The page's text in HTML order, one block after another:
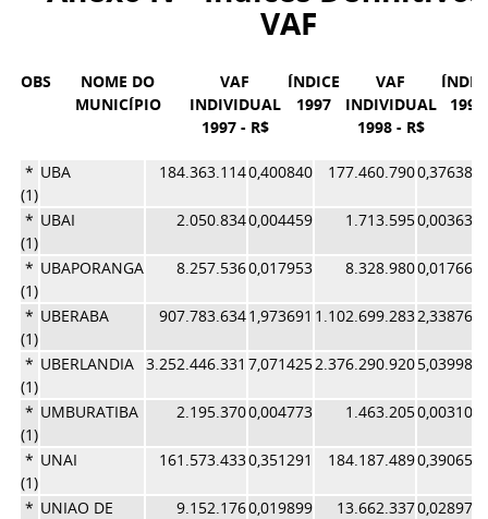
VAF
OBS
NOME DO
MUNICÍPIO
VAF
INDIVIDUAL
1997 - R$
ÍNDICE
1997
VAF
INDIVIDUAL
1998 - R$
1998
*
(1)
UBA 184.363.1140,400840 177.460.7900,376384
*
(1)
UBAI 2.050.8340,004459 1.713.5950,003634
*
(1)
UBAPORANGA 8.257.5360,017953 8.328.9800,017665
*
(1)
UBERABA 907.783.6341,973691 1.102.699.2832,338764
*
(1)
UBERLANDIA 3.252.446.331 7,0714252.376.290.9205,039980
*
(1)
UMBURATIBA 2.195.3700,004773 1.463.2050,003103
*
(1)
UNAI 161.573.4330,351291 184.187.4890,390651
* UNIAO DE
9.152.1760,019899 13.662.3370,028977